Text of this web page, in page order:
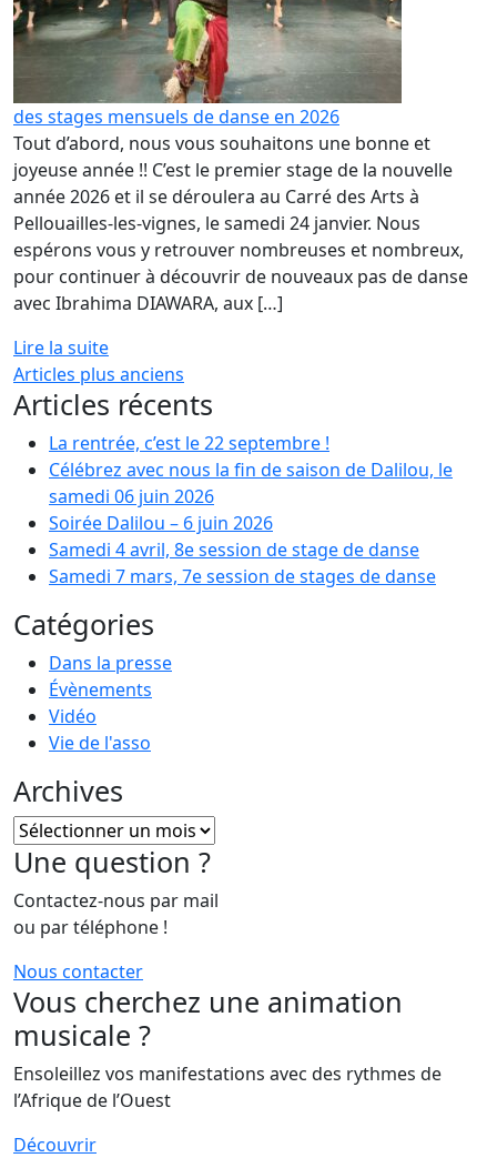
des stages mensuels de danse en 2026
Tout d’abord, nous vous souhaitons une bonne et
joyeuse année !! C’est le premier stage de la nouvelle
année 2026 et il se déroulera au Carré des Arts à
Pellouailles-les-vignes, le samedi 24 janvier. Nous
espérons vous y retrouver nombreuses et nombreux,
pour continuer à découvrir de nouveaux pas de danse
avec Ibrahima DIAWARA, aux […]
Lire la suite
Navigation
des
articles
Articles plus anciens
Articles récents
La rentrée, c’est le 22 septembre !
Célébrez avec nous la fin de saison de Dalilou, le
samedi 06 juin 2026
Soirée Dalilou – 6 juin 2026
Samedi 4 avril, 8e session de stage de danse
Samedi 7 mars, 7e session de stages de danse
Catégories
Dans la presse
Évènements
Vidéo
Vie de l'asso
Archives
Archives
Une question ?
Contactez-nous par mail
ou par téléphone !
Nous contacter
Vous cherchez une animation
musicale ?
Ensoleillez vos manifestations avec des rythmes de
l’Afrique de l’Ouest
Découvrir